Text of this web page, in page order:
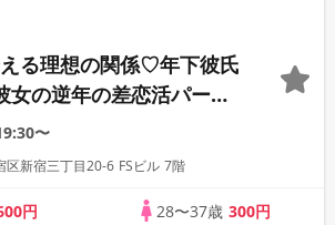
る理想の関係♡年下彼氏
女の逆年の差恋活パーテ
の上質な1対1相席専用会
JAPAN主催》《ドリン
〜
区新宿三丁目20-6 FSビル 7階
円
28〜37歳 300円